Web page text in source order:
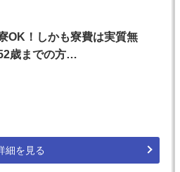
OK！しかも寮費は実質無
歳までの方…
細を見る